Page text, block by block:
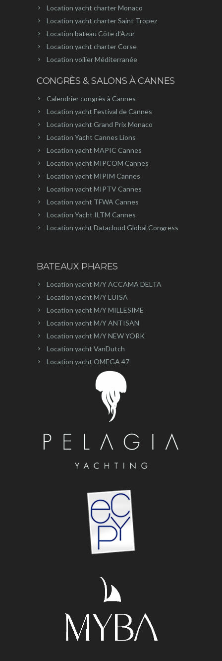
Location yacht charter Monaco
Location yacht charter Saint Tropez
Location bateau Côte d’Azur
Location yacht charter Corse
Location voilier Méditerranée
CONGRÈS & SALONS À CANNES
Calendrier congrès à Cannes
Location yacht Festival de Cannes
Location yacht Grand Prix Monaco
Location Yacht Cannes Lions
Location yacht MAPIC Cannes
Location yacht MIPCOM Cannes
Location yacht MIPIM Cannes
Location yacht MIPTV Cannes
Location yacht TFWA Cannes
Location Yacht ILTM Cannes
Location yacht Datacloud Global Congress
BATEAUX PHARES
Location yacht M/Y ACCAMA DELTA
Location yacht M/Y LUISA
Location yacht M/Y MILLESIME
Location yacht M/Y ANTISAN
Location yacht M/Y NEW YORK
Location yacht VanDutch
Location yacht OMEGA 47